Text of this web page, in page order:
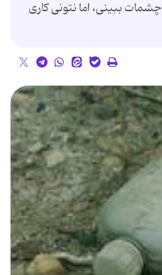
ببینی، اما نتونی کاری